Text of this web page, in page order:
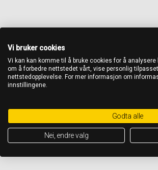
Vi bruker cookies
Vi kan kan komme til å bruke cookies for å
om å forbedre nettstedet vårt, vise personlig
nettstedopplevelse. For mer informasjon om
innstillingene.
Godta alle
Nei, endre valg